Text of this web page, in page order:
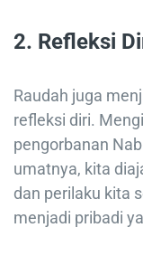
2. Refleksi
Raudah juga
refleksi diri.
pengorbanan
umatnya, kita
dan perilaku kita
menjadi pribadi